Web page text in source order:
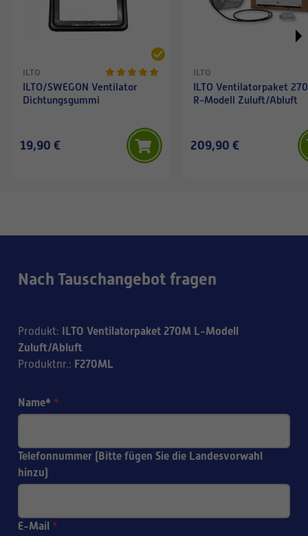
ILTO
ILTO/SWEGON Ventilator
Dichtungsgummi
19,90 €
ILTO
ILTO Ventilatorpaket
R-Modell Zuluft/Abluft
209,90 €
Nach Tauschangebot fragen
Produkt:
ILTO Ventilatorpaket 270M L-Modell
Zuluft/Abluft
Produktnr.: F270ML
Name* *
Telefonnummer (Bitte fügen Sie die Landesvorwahl
hinzu)
E-Mail *